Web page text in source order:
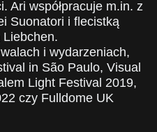
Ari współpracuje m.in. z
Suonatori i flecistką
Liebchen.
i wydarzeniach,
in São Paulo, Visual
Light Festival 2019,
czy Fulldome UK